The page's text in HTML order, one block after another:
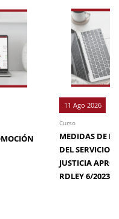
11 Ago 2026
Curso
MEDIDAS DE
DEL SERVICIO
JUSTICIA
RDLEY 6/2023